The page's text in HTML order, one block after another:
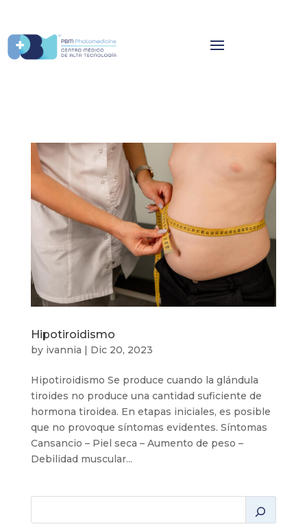
Hipotiroidismo
by ivannia Dic 20, 2023
Hipotiroidismo Se produce cuando la glándula
tiroides no produce una cantidad suficiente de
hormona tiroidea. En etapas iniciales, es posible
que no provoque síntomas evidentes. Síntomas
Cansancio – Piel seca – Aumento de peso –
Debilidad muscular...